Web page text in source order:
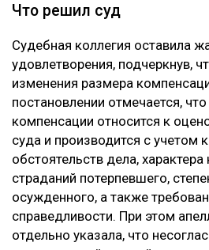
Что решил суд
Судебная коллегия оставила
удовлетворения, подчеркнув,
изменения размера
постановлении отмечается,
компенсации относится к
суда и производится с учетом
обстоятельств дела,
страданий потерпевшего,
осужденного, а также
справедливости. При этом
отдельно указала, что